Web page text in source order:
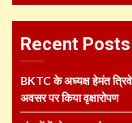
Recent Posts
BKTC के अध्यक्ष हेमंत
अवसर पर किया वृक्षारोपण